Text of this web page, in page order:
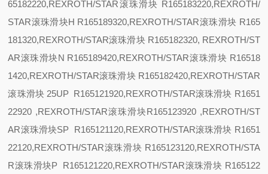
65182220,REXROTH/STAR滚珠滑块 R165183220,REXROTH/
STAR滚珠滑块H R165189320,REXROTH/STAR滚珠滑块 R165
181320,REXROTH/STAR滚珠滑块 R165182320, REXROTH/ST
AR滚珠滑块N R165189420,REXROTH/STAR滚珠滑块 R16518
1420,REXROTH/STAR滚珠滑块 R165182420,REXROTH/STAR
滚珠滑块 25UP R165121920,REXROTH/STAR滚珠滑块 R1651
22920 ,REXROTH/STAR滚珠滑块R165123920 ,REXROTH/ST
AR滚珠滑块SP R165121120,REXROTH/STAR滚珠滑块 R1651
22120,REXROTH/STAR滚珠滑块 R165123120,REXROTH/STA
R滚珠滑块P R165121220,REXROTH/STAR滚珠滑块 R165122